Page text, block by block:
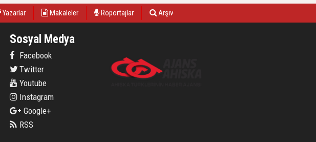
Yazarlar Makaleler Röportajlar Arşiv
Sosyal Medya
Facebook
Twitter
Youtube
Instagram
Google+
RSS